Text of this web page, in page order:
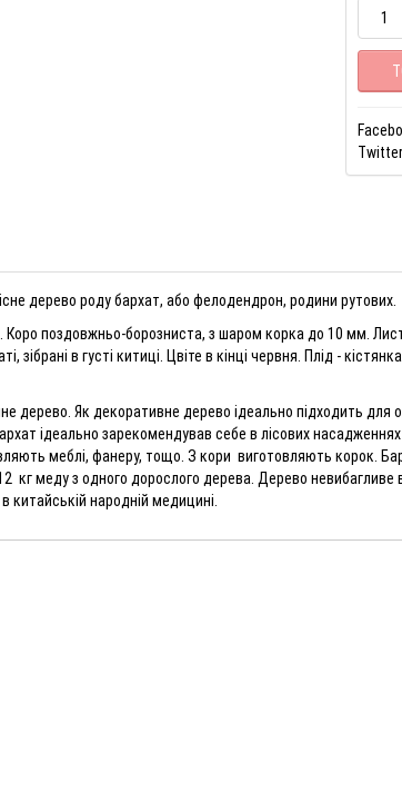
Бузина чорна
0
65.00грн.
Клен татарський (Неклен,
Чорноклен)
Twitter
дерево роду бархат, або фелодендрон, родини рутових.
поздовжньо-борозниста, з шаром корка до 10 мм.
зібрані в густі китиці. Цвіте в кінці червня. Плід -
дерево. Як декоративне дерево ідеально підходить для
ідеально зарекомендував себе в лісових
меблі, фанеру, тощо. З кори виготовляють корок.
меду з одного дорослого дерева. Дерево невибагливе
китайській народній медицині.